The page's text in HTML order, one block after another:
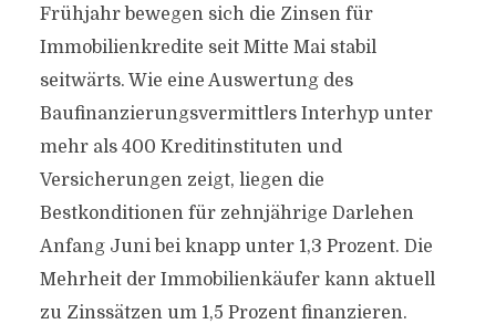
Frühjahr bewegen sich die Zinsen für
Immobilienkredite seit Mitte Mai stabil
seitwärts. Wie eine Auswertung des
Baufinanzierungsvermittlers Interhyp unter
mehr als 400 Kreditinstituten und
Versicherungen zeigt, liegen die
Bestkonditionen für zehnjährige Darlehen
Anfang Juni bei knapp unter 1,3 Prozent. Die
Mehrheit der Immobilienkäufer kann aktuell
zu Zinssätzen um 1,5 Prozent finanzieren.